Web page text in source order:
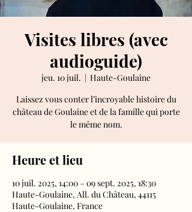
Visites libres (avec
audioguide)
jeu. 10 juil.
  |
Haute-Goulaine
Laissez vous conter l’incroyable histoire du
château de Goulaine et de la famille qui porte
le même nom.
Heure et lieu
10 juil. 2025, 14:00 – 09 sept. 2025, 18:30
Haute-Goulaine, All. du Château, 44115
Haute-Goulaine, France